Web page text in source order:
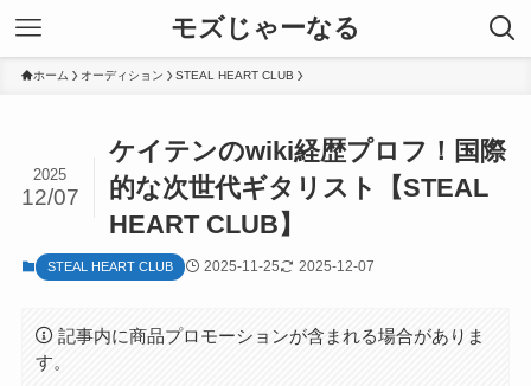
モズじゃーなる
ホーム オーディション STEAL HEART CLUB
ケイテンのwiki経歴プロフ！国際
的な次世代ギタリスト【STEAL
HEART CLUB】
2025
12/07
STEAL HEART CLUB 2025-11-25 2025-12-07
記事内に商品プロモーションが含まれる場合がありま
す。